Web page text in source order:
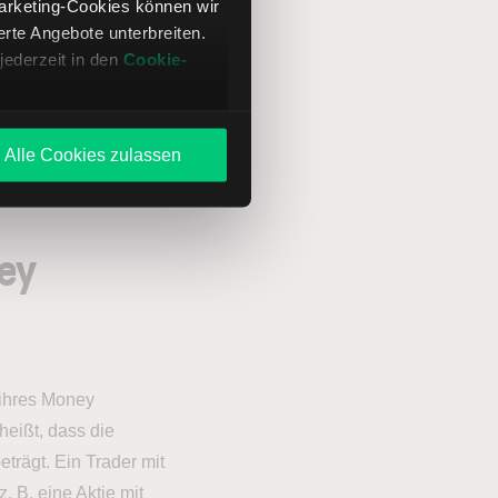
Cookies können wir
Angebote unterbreiten.
in den Cookie-
Alle Cookies zulassen
können
individuellen
als
Money
dass die
Ein Trader mit
B. eine Aktie mit